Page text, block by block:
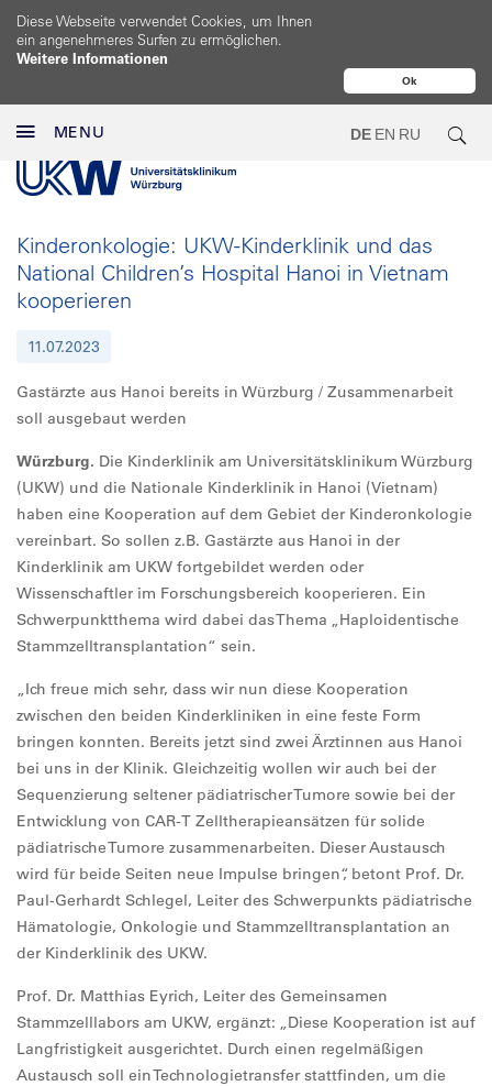
Ok
Diese Webseite verwendet Cookies, um Ihnen
ein angenehmeres Surfen zu ermöglichen.
Weitere Informationen
MENU DE EN RU
Kinderonkologie: UKW-Kinderklinik und das
National Children’s Hospital Hanoi in Vietnam
kooperieren
11.07.2023
Gastärzte aus Hanoi bereits in Würzburg / Zusammenarbeit
soll ausgebaut werden
Würzburg. Die Kinderklinik am Universitätsklinikum Würzburg
(UKW) und die Nationale Kinderklinik in Hanoi (Vietnam)
haben eine Kooperation auf dem Gebiet der Kinderonkologie
vereinbart. So sollen z.B. Gastärzte aus Hanoi in der
Kinderklinik am UKW fortgebildet werden oder
Wissenschaftler im Forschungsbereich kooperieren. Ein
Schwerpunktthema wird dabei das Thema „Haploidentische
Stammzelltransplantation“ sein.
„Ich freue mich sehr, dass wir nun diese Kooperation
zwischen den beiden Kinderkliniken in eine feste Form
bringen konnten. Bereits jetzt sind zwei Ärztinnen aus Hanoi
bei uns in der Klinik. Gleichzeitig wollen wir auch bei der
Sequenzierung seltener pädiatrischer Tumore sowie bei der
Entwicklung von CAR-T Zelltherapieansätzen für solide
pädiatrische Tumore zusammenarbeiten. Dieser Austausch
wird für beide Seiten neue Impulse bringen“, betont Prof. Dr.
Paul-Gerhardt Schlegel, Leiter des Schwerpunkts pädiatrische
Hämatologie, Onkologie und Stammzelltransplantation an
der Kinderklinik des UKW.
Prof. Dr. Matthias Eyrich, Leiter des Gemeinsamen
Stammzelllabors am UKW, ergänzt: „Diese Kooperation ist auf
Langfristigkeit ausgerichtet. Durch einen regelmäßigen
Austausch soll ein Technologietransfer stattfinden, um die